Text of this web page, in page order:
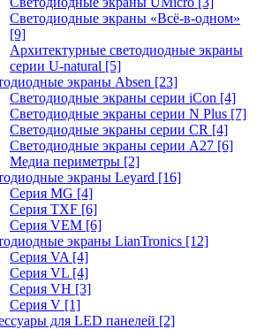
Светодиодные экраны «Всё-в-одном»
[9]
Архитектурные светодиодные экраны
серии U-natural [5]
экраны Absen [23]
Светодиодные экраны серии iCon [4]
Светодиодные экраны серии N Plus [7]
Светодиодные экраны серии CR [4]
Светодиодные экраны серии А27 [6]
Медиа периметры [2]
экраны Leyard [16]
Серия MG [4]
Серия TXF [6]
Серия VEM [6]
экраны LianTronics [12]
Серия VA [4]
Серия VL [4]
Серия VH [3]
Серия V [1]
для LED панелей [2]